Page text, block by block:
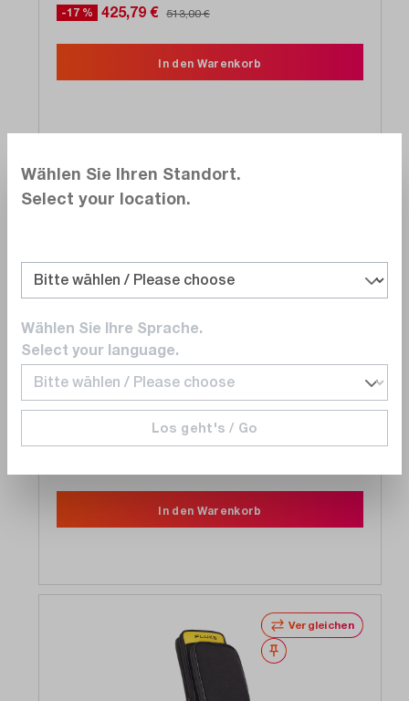
-17 %
425,79 € 513,00 €
In den Warenkorb
FLUKE
80K-6
Tastkopf, Hochspannung 1000X, 1KHz, 6kV
1 auf Lager. Versandfertig in 1 Arbeitstag
In den Warenkorb
Vergleichen
Merken
Wählen Sie Ihren Standort.
Select your location.
Wählen Sie Ihre Sprache.
Select your language.
Los geht's / Go